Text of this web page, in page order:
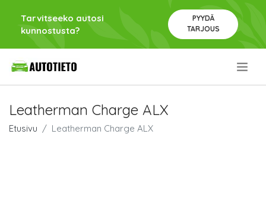
Tarvitseeko autosi
kunnostusta?
PYYDÄ
TARJOUS
Leatherman Charge ALX
Etusivu Leatherman Charge ALX